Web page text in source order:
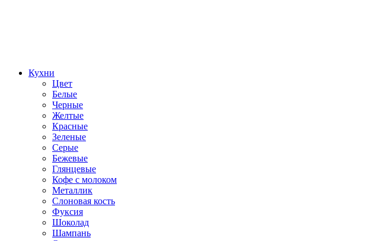
Кухни
Цвет
Белые
Черные
Желтые
Красные
Зеленые
Серые
Бежевые
Глянцевые
Кофе с молоком
Металлик
Слоновая кость
Фуксия
Шоколад
Шампань